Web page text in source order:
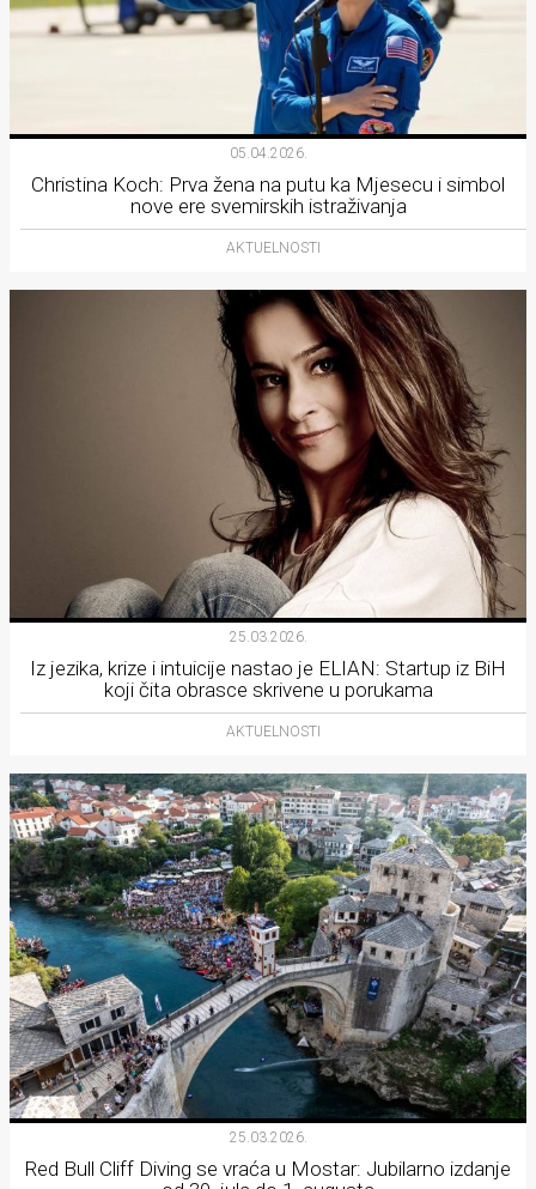
05.04.2026.
Christina Koch: Prva žena na putu ka Mjesecu i simbol
nove ere svemirskih istraživanja
AKTUELNOSTI
25.03.2026.
Iz jezika, krize i intuicije nastao je ELIAN: Startup iz BiH
koji čita obrasce skrivene u porukama
AKTUELNOSTI
25.03.2026.
Red Bull Cliff Diving se vraća u Mostar: Jubilarno izdanje